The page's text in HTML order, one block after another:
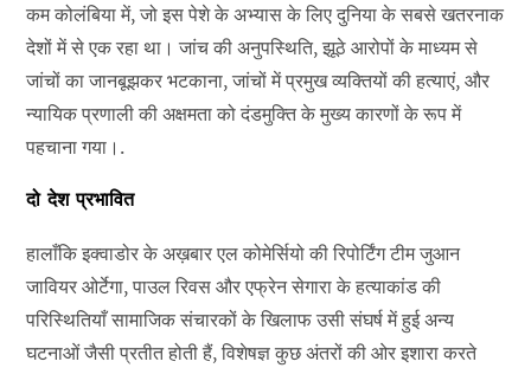
कम कोलंबिया में, जो इस पेशे के अभ्यास के लिए दुनिया के सबसे खतरनाक
देशों में से एक रहा था। जांच की अनुपस्थिति, झूठे आरोपों के माध्यम से
जांचों का जानबूझकर भटकाना, जांचों में प्रमुख व्यक्तियों की हत्याएं, और
न्यायिक प्रणाली की अक्षमता को दंडमुक्ति के मुख्य कारणों के रूप में
पहचाना गया।.
दो देश प्रभावित
हालाँकि इक्वाडोर के अख़बार एल कोमेर्सियो की रिपोर्टिंग टीम जुआन
जावियर ओर्टेगा, पाउल रिवस और एफ्रेन सेगारा के हत्याकांड की
परिस्थितियाँ सामाजिक संचारकों के खिलाफ उसी संघर्ष में हुई अन्य
घटनाओं जैसी प्रतीत होती हैं, विशेषज्ञ कुछ अंतरों की ओर इशारा करते